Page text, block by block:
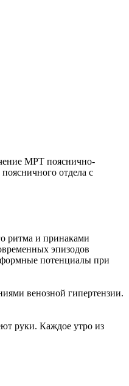
МРТ пояснично-
отдела с
ритма и принаками
эпизодов
потенциалы при
венозной гипертензии.
руки. Каждое утро из